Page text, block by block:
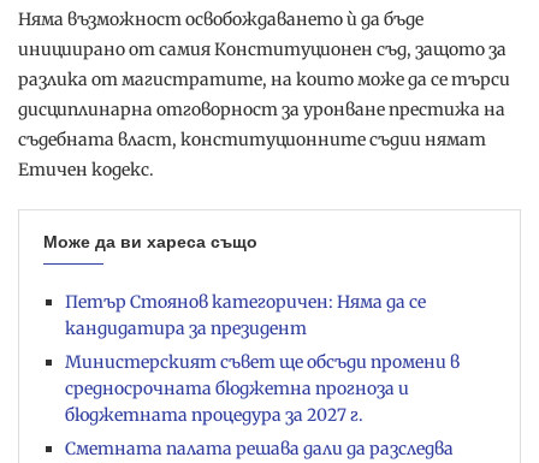
Няма възможност освобождаването ѝ да бъде
инициирано от самия Конституционен съд, защото за
разлика от магистратите, на които може да се търси
дисциплинарна отговорност за уронване престижа на
съдебната власт, конституционните съдии нямат
Етичен кодекс.
Може да ви хареса също
Петър Стоянов категоричен: Няма да се
кандидатира за президент
Министерският съвет ще обсъди промени в
средносрочната бюджетна прогноза и
бюджетната процедура за 2027 г.
Сметната палата решава дали да разследва